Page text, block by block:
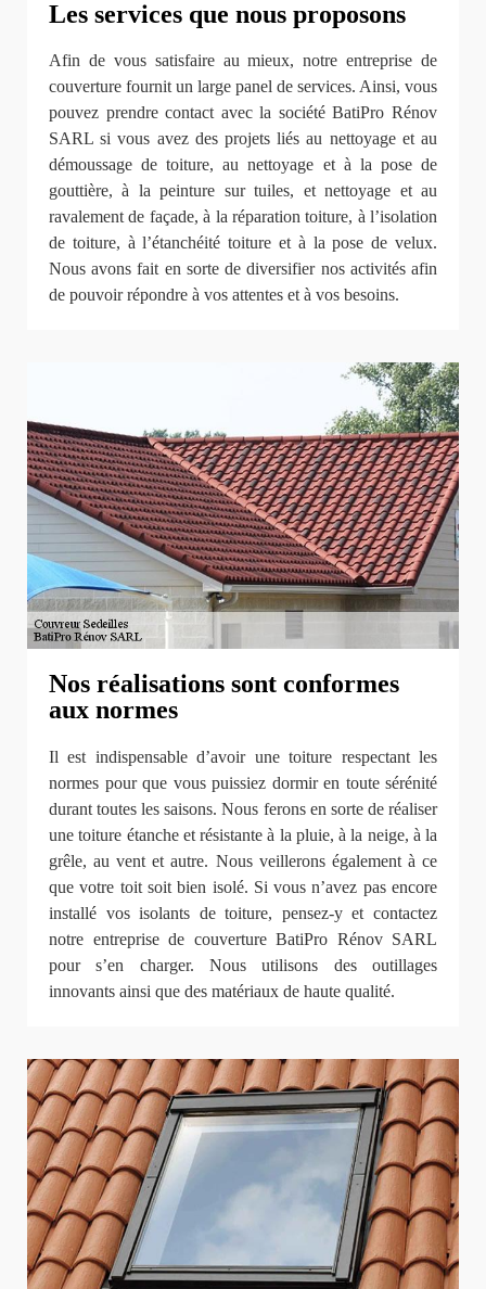
Les services que nous proposons
Afin de vous satisfaire au mieux, notre entreprise de
couverture fournit un large panel de services. Ainsi, vous
pouvez prendre contact avec la société BatiPro Rénov
SARL si vous avez des projets liés au nettoyage et au
démoussage de toiture, au nettoyage et à la pose de
gouttière, à la peinture sur tuiles, et nettoyage et au
ravalement de façade, à la réparation toiture, à l’isolation
de toiture, à l’étanchéité toiture et à la pose de velux.
Nous avons fait en sorte de diversifier nos activités afin
de pouvoir répondre à vos attentes et à vos besoins.
Nos réalisations sont conformes
aux normes
Il est indispensable d’avoir une toiture respectant les
normes pour que vous puissiez dormir en toute sérénité
durant toutes les saisons. Nous ferons en sorte de réaliser
une toiture étanche et résistante à la pluie, à la neige, à la
grêle, au vent et autre. Nous veillerons également à ce
que votre toit soit bien isolé. Si vous n’avez pas encore
installé vos isolants de toiture, pensez-y et contactez
notre entreprise de couverture BatiPro Rénov SARL
pour s’en charger. Nous utilisons des outillages
innovants ainsi que des matériaux de haute qualité.